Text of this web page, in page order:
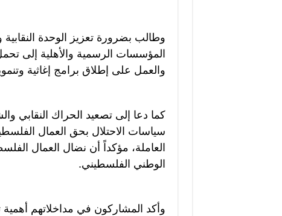
وطالب بضرورة تعزيز الوحدة النقابية
المؤسسات الرسمية والأهلية إلى
والعمل على إطلاق برامج إغاثية
كما دعا إلى تصعيد الحراك النقابي
سياسات الاحتلال بحق العمال
العاملة، مؤكداً أن نضال العمال
الوطني الفلسطيني.
وأكد المشاركون في مداخلاتهم أهمية